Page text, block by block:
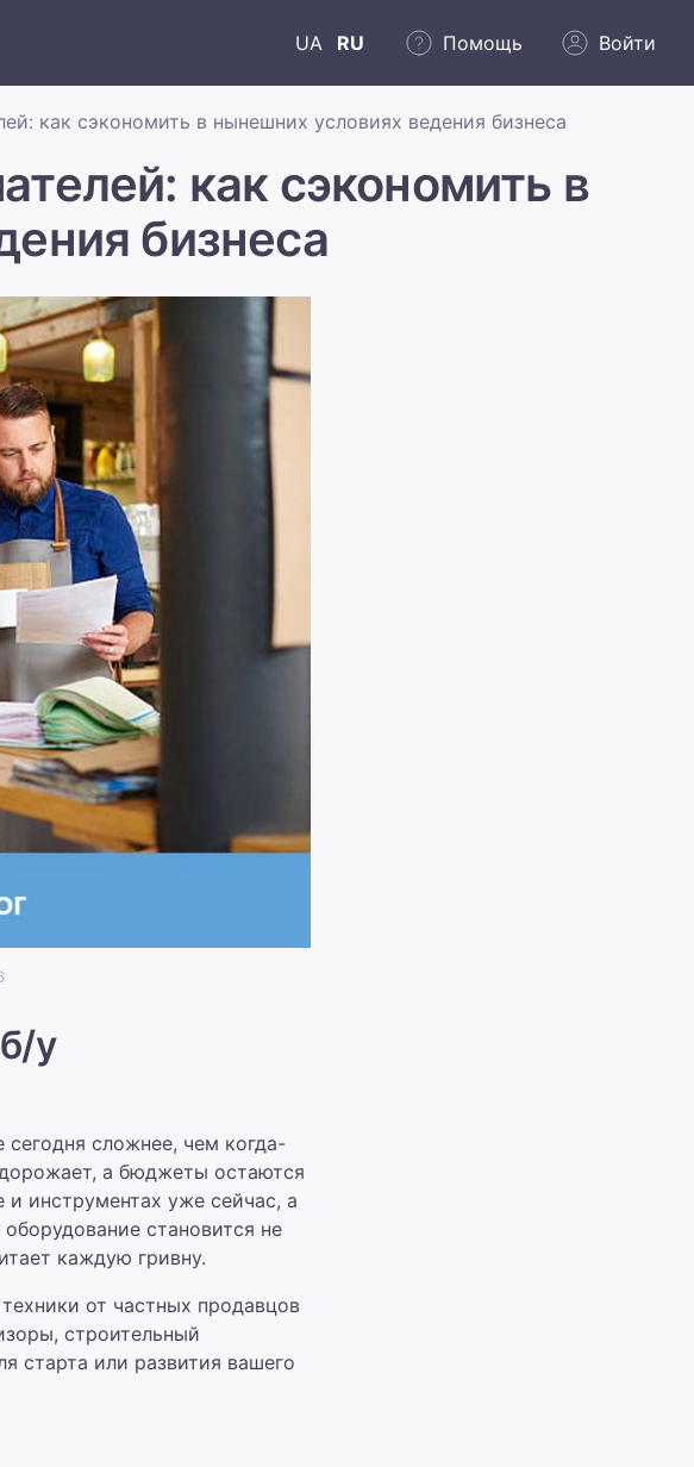
UA RU Помощь Войти
как сэкономить в нынешних условиях ведения бизнеса
как сэкономить в
бизнеса
у
сложнее, чем когда-
а бюджеты остаются
инструментах уже сейчас, а
становится не
каждую гривну.
от частных продавцов
строительный
старта или развития вашего